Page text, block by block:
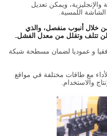
والإنجليزية، ويمكن تعديل
اللمسية.
خلال أنبوب منفصل، والذي
لن تتلف وتقلل من معدل الفشل.
و عموديا لضمان مسطحة شبكة
مع طاقات مختلفة في مواقع
والاستخدام.